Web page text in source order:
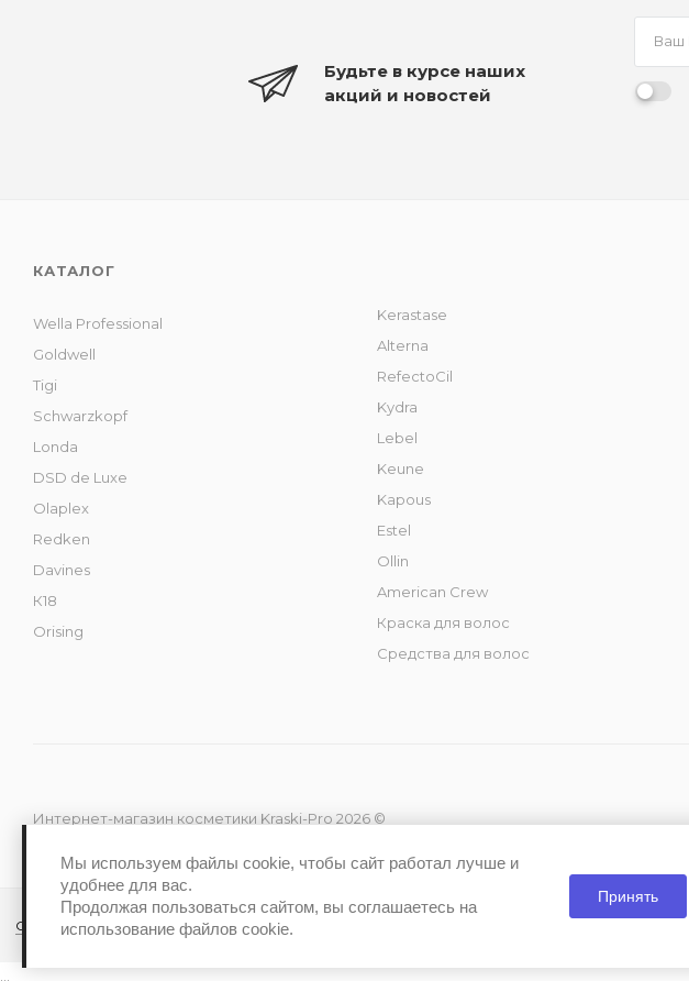
Будьте в курсе наших
акций и новостей
КАТАЛОГ
Wella Professional
Goldwell
Tigi
Schwarzkopf
Londa
DSD de Luxe
Olaplex
Redken
Davines
К18
Orising
Kerastase
Alterna
RefectoCil
Kydra
Lebel
Keune
Kapous
Estel
Ollin
American Crew
Краска для волос
Средства для волос
Интернет-магазин косметики Kraski-Pro 2026 ©
Обработка персональных данных Политика конфиденциальности
...
Мы используем файлы cookie, чтобы сайт работал лучше и
удобнее для вас.
Продолжая пользоваться сайтом, вы соглашаетесь на
использование файлов cookie.
Принять